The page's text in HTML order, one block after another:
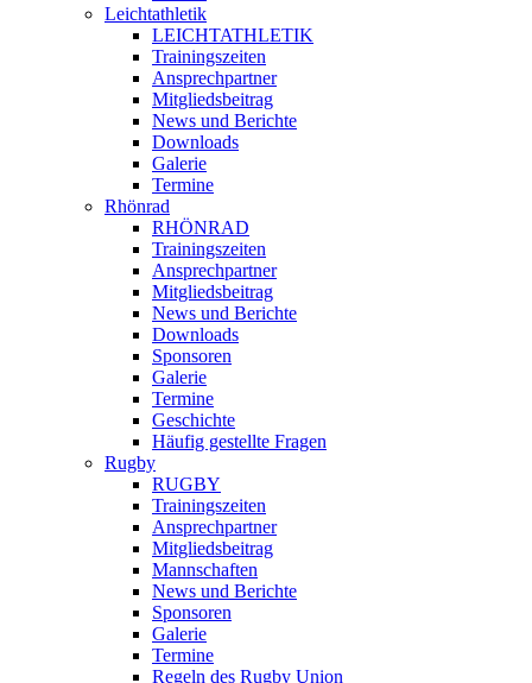
Leichtathletik
LEICHTATHLETIK
Trainingszeiten
Ansprechpartner
Mitgliedsbeitrag
News und Berichte
Downloads
Galerie
Termine
Rhönrad
RHÖNRAD
Trainingszeiten
Ansprechpartner
Mitgliedsbeitrag
News und Berichte
Downloads
Sponsoren
Galerie
Termine
Geschichte
Häufig gestellte Fragen
Rugby
RUGBY
Trainingszeiten
Ansprechpartner
Mitgliedsbeitrag
Mannschaften
News und Berichte
Sponsoren
Galerie
Termine
Regeln des Rugby Union